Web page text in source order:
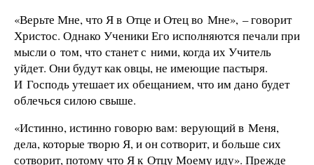
«Верьте Мне, что Я в Отце и Отец во Мне», – говорит
Христос. Однако Ученики Его исполняются печали при
мысли о том, что станет с ними, когда их Учитель
уйдет. Они будут как овцы, не имеющие пастыря.
И Господь утешает их обещанием, что им дано будет
облечься силою свыше.
«Истинно, истинно говорю вам: верующий в Меня,
дела, которые творю Я, и он сотворит, и больше сих
сотворит, потому что Я к Отцу Моему иду». Прежде